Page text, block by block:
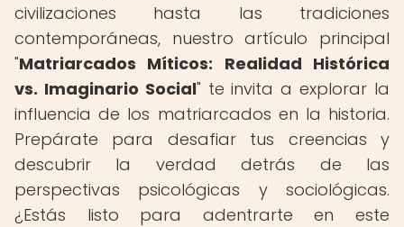
civilizaciones hasta las tradiciones
contemporáneas, nuestro artículo principal
"Matriarcados Míticos: Realidad Histórica
vs. Imaginario Social" te invita a explorar la
influencia de los matriarcados en la historia.
Prepárate para desafiar tus creencias y
descubrir la verdad detrás de las
perspectivas psicológicas y sociológicas.
¿Estás listo para adentrarte en este